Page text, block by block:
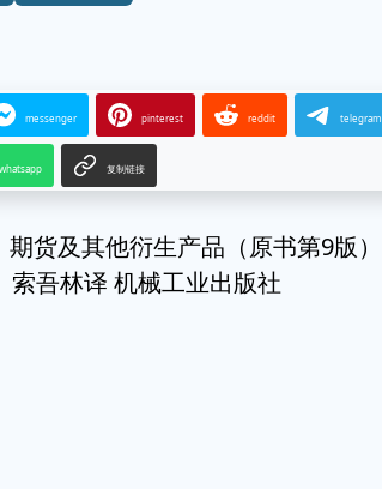
messenger pinterest reddit telegram
whatsapp 复制链接
货及其他衍生产品（原书第9版）
索吾林译 机械工业出版社